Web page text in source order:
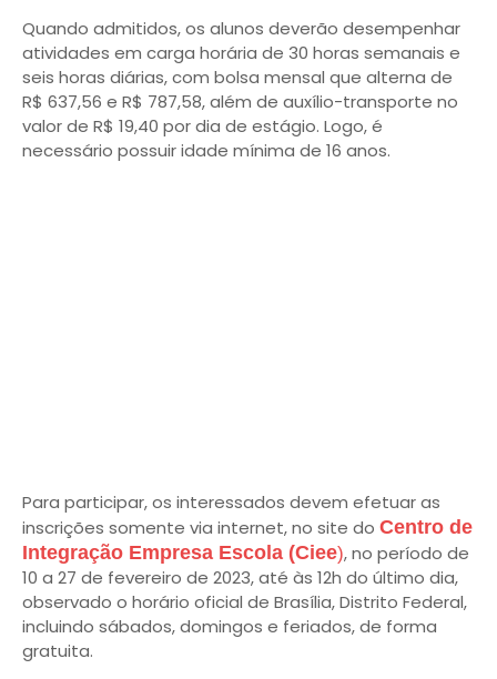
Quando admitidos, os alunos deverão desempenhar
atividades em carga horária de 30 horas semanais e
seis horas diárias, com bolsa mensal que alterna de
R$ 637,56 e R$ 787,58, além de auxílio-transporte no
valor de R$ 19,40 por dia de estágio. Logo, é
necessário possuir idade mínima de 16 anos.
Para participar, os interessados devem efetuar as
inscrições somente via internet, no site do Centro de
Integração Empresa Escola (Ciee), no período de
10 a 27 de fevereiro de 2023, até às 12h do último dia,
observado o horário oficial de Brasília, Distrito Federal,
incluindo sábados, domingos e feriados, de forma
gratuita.